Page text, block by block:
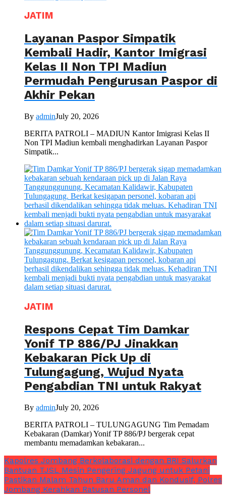
JATIM
Layanan Paspor Simpatik
Kembali Hadir, Kantor Imigrasi
Kelas II Non TPI Madiun
Permudah Pengurusan Paspor di
Akhir Pekan
By adminJuly 20, 2026
BERITA PATROLI – MADIUN Kantor Imigrasi Kelas II
Non TPI Madiun kembali menghadirkan Layanan Paspor
Simpatik...
JATIM
Respons Cepat Tim Damkar
Yonif TP 886/PJ Jinakkan
Kebakaran Pick Up di
Tulungagung, Wujud Nyata
Pengabdian TNI untuk Rakyat
By adminJuly 20, 2026
BERITA PATROLI – TULUNGAGUNG Tim Pemadam
Kebakaran (Damkar) Yonif TP 886/PJ bergerak cepat
membantu memadamkan kebakaran...
Kapolres Jombang Berkolaborasi dengan BRI Salurkan
Bantuan TJSL Mesin Pengering Jagung untuk Petani
Pastikan Malam Tahun Baru Aman dan Kondusif, Polres
Jombang Kerahkan Ratusan Personel